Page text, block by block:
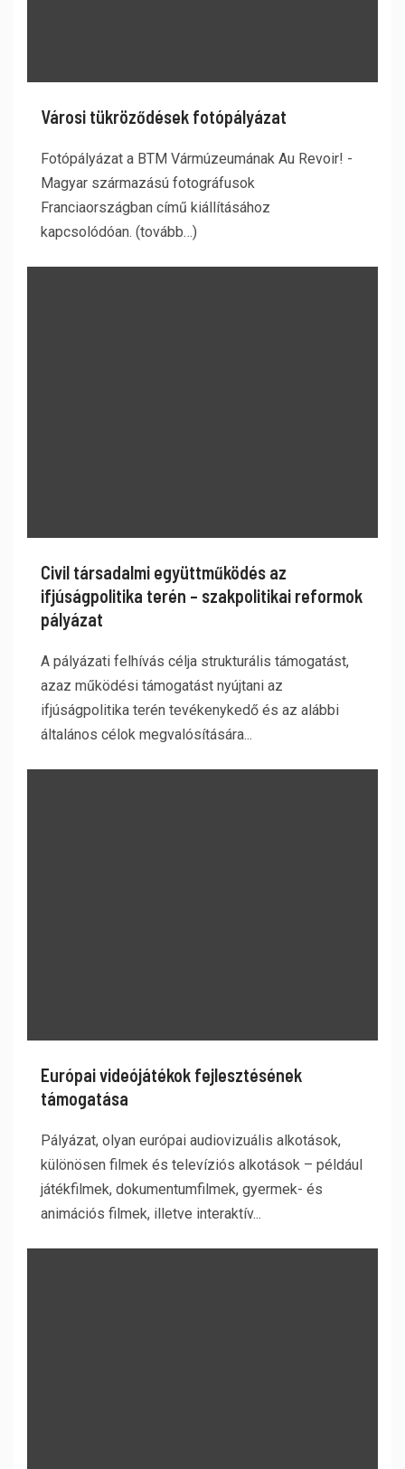
Városi tükröződések fotópályázat
Fotópályázat a BTM Vármúzeumának Au Revoir! -
Magyar származású fotográfusok
Franciaországban című kiállításához
kapcsolódóan. (tovább…)
Civil társadalmi együttműködés az
ifjúságpolitika terén – szakpolitikai reformok
pályázat
A pályázati felhívás célja strukturális támogatást,
azaz működési támogatást nyújtani az
ifjúságpolitika terén tevékenykedő és az alábbi
általános célok megvalósítására...
Európai videójátékok fejlesztésének
támogatása
Pályázat, olyan európai audiovizuális alkotások,
különösen filmek és televíziós alkotások – például
játékfilmek, dokumentumfilmek, gyermek- és
animációs filmek, illetve interaktív...